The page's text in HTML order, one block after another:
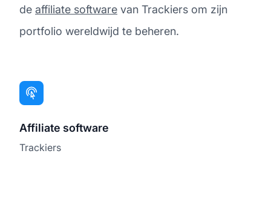
de affiliate software van Trackiers om zijn
portfolio wereldwijd te beheren.
Affiliate software
Trackiers